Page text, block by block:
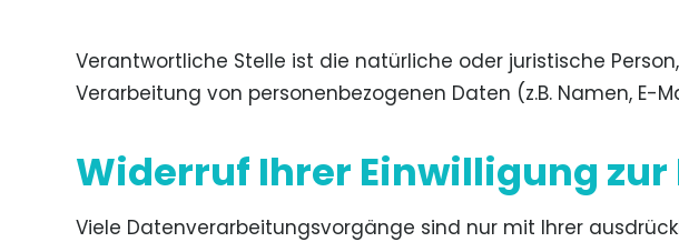
Verantwortliche Stelle ist die natürliche oder juristische
Verarbeitung von personenbezogenen Daten (z.B. Namen, E-
Widerruf Ihrer Einwilligung
Viele Datenverarbeitungsvorgänge sind nur mit Ihrer